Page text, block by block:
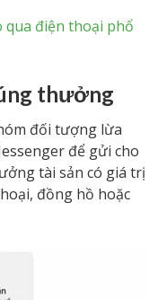
qua điện thoại phổ
thưởng
đối tượng lừa
để gửi cho
tài sản có giá trị
đồng hồ hoặc